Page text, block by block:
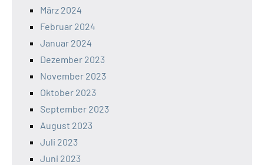
März 2024
Februar 2024
Januar 2024
Dezember 2023
November 2023
Oktober 2023
September 2023
August 2023
Juli 2023
Juni 2023